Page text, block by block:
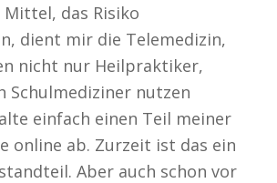
das Risiko
dient mir die Telemedizin,
nicht nur Heilpraktiker,
Schulmediziner nutzen
einfach einen Teil meiner
online ab. Zurzeit ist das ein
Aber auch schon vor